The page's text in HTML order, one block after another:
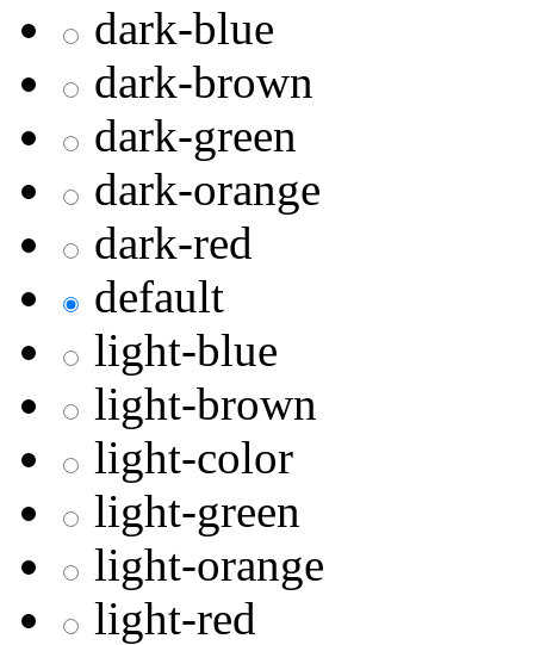
dark-blue
dark-brown
dark-green
dark-orange
dark-red
default
light-blue
light-brown
light-color
light-green
light-orange
light-red